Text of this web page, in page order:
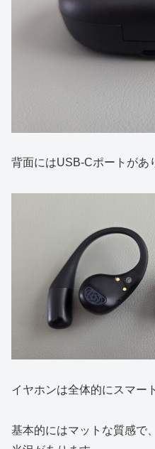
背面にはUSB-Cポートがあ
イヤホンは全体的にスマー
基本的にはマットな質感で